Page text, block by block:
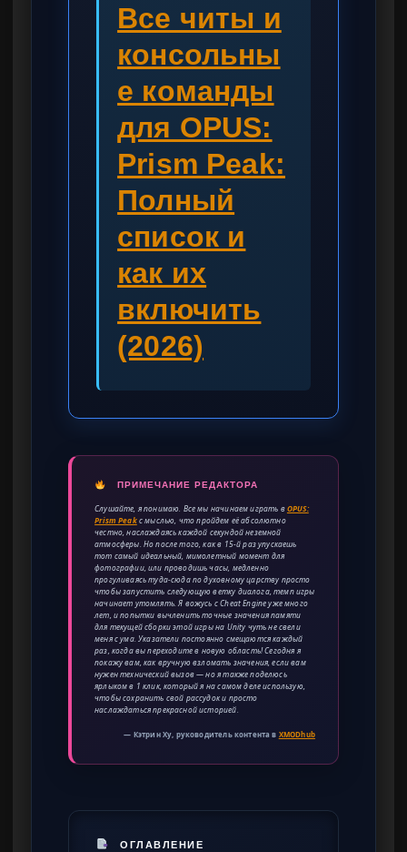
Все читы и
консольны
е команды
для OPUS:
Prism Peak:
Полный
список и
как их
включить
(2026)
ПРИМЕЧАНИЕ РЕДАКТОРА
Слушайте, я понимаю. Все мы начинаем играть вOPUS:
Prism Peakс мыслью, что пройдем её абсолютно
честно, наслаждаясь каждой секундой неземной
атмосферы. Но после того, как в 15-й раз упускаешь
тот самый идеальный, мимолетный момент для
фотографии, или проводишь часы, медленно
прогуливаясь туда-сюда по духовному царству просто
чтобы запустить следующую ветку диалога, темп игры
начинает утомлять. Я вожусь с Cheat Engine уже много
лет, и попытки вычленить точные значения памяти
для текущей сборки этой игры на Unity чуть не свели
меня с ума. Указатели постоянно смещаются каждый
раз, когда вы переходите в новую область! Сегодня я
покажу вам, как вручную взломать значения, если вам
нужен технический вызов — но я также поделюсь
ярлыком в 1 клик, который я на самом деле использую,
чтобы сохранить свой рассудок и просто
наслаждаться прекрасной историей.
— Кэтрин Ху, руководитель контента в XMODhub
ОГЛАВЛЕНИЕ